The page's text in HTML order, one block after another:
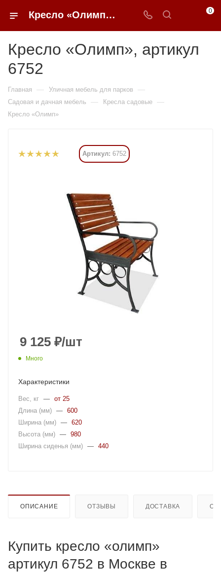
Кресло «Олимп» купить в Москве от 8 295 ₽ - 0FFER 0
Кресло «Олимп», артикул
6752
Главная — Уличная мебель для парков —
Садовая и дачная мебель — Кресла садовые —
Кресло «Олимп»
Артикул: 6752
9 125 ₽/шт
Много
Характеристики
Вес, кг — от 25
Длина (мм) — 600
Ширина (мм) — 620
Высота (мм) — 980
Ширина сиденья (мм) — 440
ОПИСАНИЕ ОТЗЫВЫ ДОСТАВКА
Купить кресло «олимп»
артикул 6752 в Москве в